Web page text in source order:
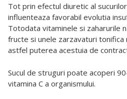
Tot prin efectul diuretic al
influenteaza favorabil evolutia
Totodata vitaminele si zaharurile
fructe si unele zarzavaturi tonifica
astfel puterea acestuia de
Sucul de struguri poate acoperi
vitamina C a organismului.